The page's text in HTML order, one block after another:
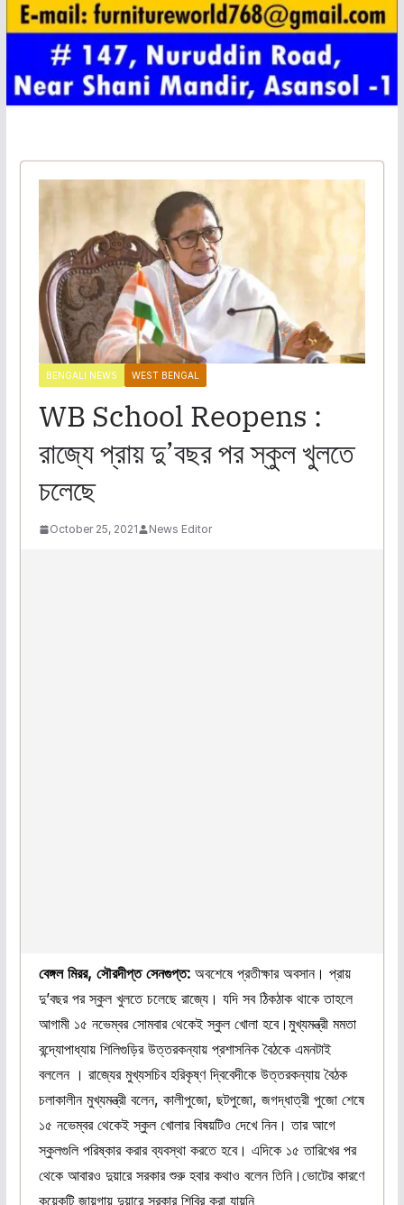
BENGALI NEWS WEST BENGAL
WB School Reopens :
রাজ্যে প্রায় দু’বছর পর স্কুল খুলতে
চলেছে
October 25, 2021 News Editor
বেঙ্গল মিরর, সৌরদীপ্ত সেনগুপ্ত:অবশেষে প্রতীক্ষার অবসান। প্রায়
দু’বছর পর স্কুল খুলতে চলেছে রাজ্যে। যদি সব ঠিকঠাক থাকে তাহলে
আগামী ১৫ নভেম্বর সোমবার থেকেই স্কুল খোলা হবে।মুখ্যমন্ত্রী মমতা
বন্দ্যোপাধ্যায় শিলিগুড়ির উত্তরকন্যায় প্রশাসনিক বৈঠকে এমনটাই
বললেন । রাজ্যের মুখ্যসচিব হরিকৃষ্ণ দ্বিবেদীকে উত্তরকন্যায় বৈঠক
চলাকালীন মুখ্যমন্ত্রী বলেন, কালীপুজো, ছটপুজো, জগদ্ধাত্রী পুজো শেষে
১৫ নভেম্বর থেকেই স্কুল খোলার বিষয়টিও দেখে নিন। তার আগে
স্কুলগুলি পরিষ্কার করার ব্যবস্থা করতে হবে। এদিকে ১৫ তারিখের পর
থেকে আবারও দুয়ারে সরকার শুরু হবার কথাও বলেন তিনি।ভোটের কারণে
কয়েকটি জায়গায় দুয়ারে সরকার শিবির করা যায়নি